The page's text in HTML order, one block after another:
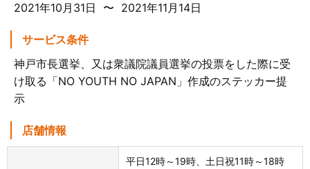
2021年10月31日 〜 2021年11月14日
サービス条件
神戸市長選挙、又は衆議院議員選挙の投票をした際に受
け取る「NO YOUTH NO JAPAN」作成のステッカー提
示
店舗情報
平日12時～19時、土日祝11時～18時